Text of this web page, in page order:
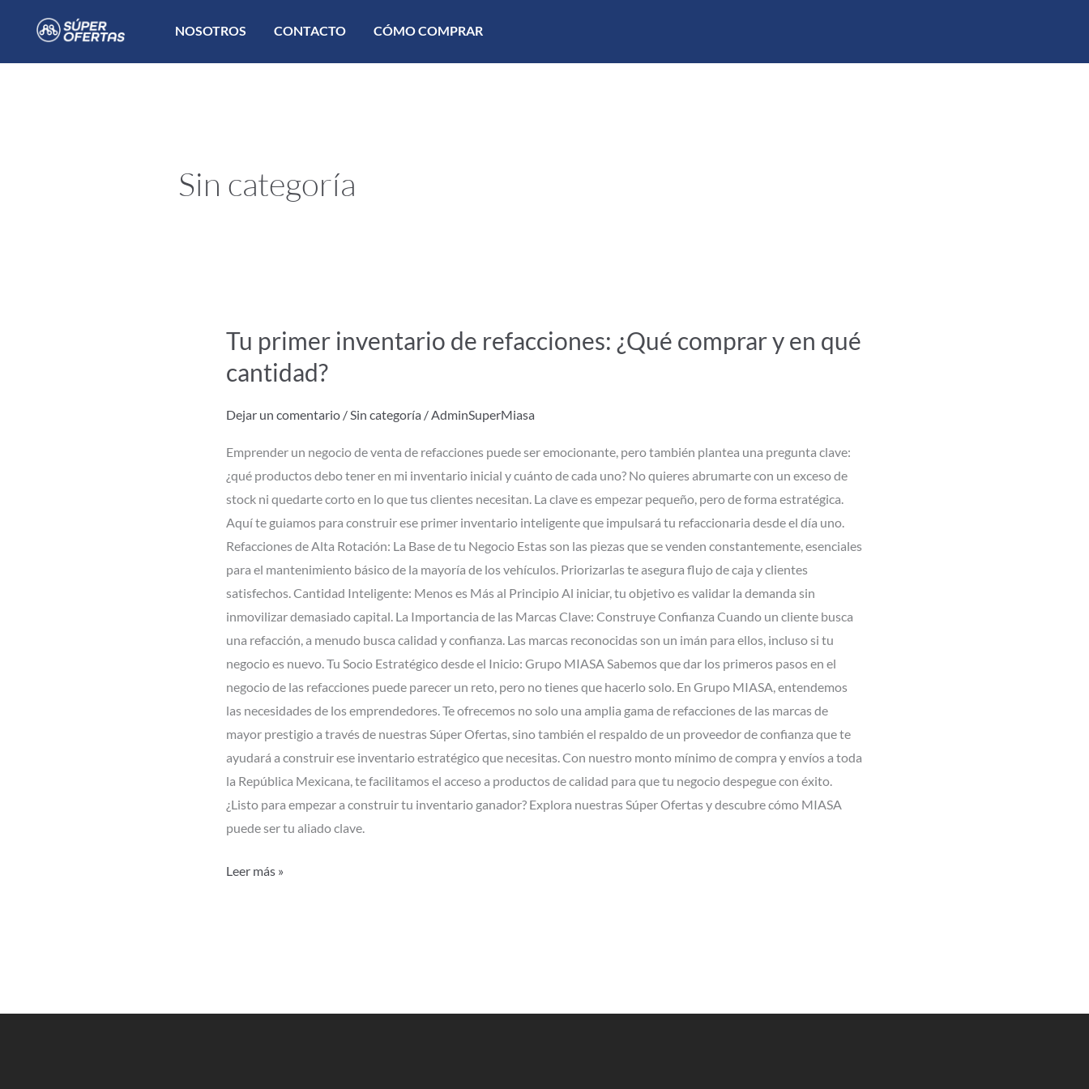
NOSOTROS CONTACTO CÓMO COMPRAR
Sin categoría
Tu primer inventario de refacciones: ¿Qué comprar y en qué
cantidad?
Dejar un comentario /Sin categoría /AdminSuperMiasa
Emprender un negocio de venta de refacciones puede ser emocionante, pero también plantea una pregunta clave:
¿qué productos debo tener en mi inventario inicial y cuánto de cada uno? No quieres abrumarte con un exceso de
stock ni quedarte corto en lo que tus clientes necesitan. La clave es empezar pequeño, pero de forma estratégica.
Aquí te guiamos para construir ese primer inventario inteligente que impulsará tu refaccionaria desde el día uno.
Refacciones de Alta Rotación: La Base de tu Negocio Estas son las piezas que se venden constantemente, esenciales
para el mantenimiento básico de la mayoría de los vehículos. Priorizarlas te asegura flujo de caja y clientes
satisfechos. Cantidad Inteligente: Menos es Más al Principio Al iniciar, tu objetivo es validar la demanda sin
inmovilizar demasiado capital. La Importancia de las Marcas Clave: Construye Confianza Cuando un cliente busca
una refacción, a menudo busca calidad y confianza. Las marcas reconocidas son un imán para ellos, incluso si tu
negocio es nuevo. Tu Socio Estratégico desde el Inicio: Grupo MIASA Sabemos que dar los primeros pasos en el
negocio de las refacciones puede parecer un reto, pero no tienes que hacerlo solo. En Grupo MIASA, entendemos
las necesidades de los emprendedores. Te ofrecemos no solo una amplia gama de refacciones de las marcas de
mayor prestigio a través de nuestras Súper Ofertas, sino también el respaldo de un proveedor de confianza que te
ayudará a construir ese inventario estratégico que necesitas. Con nuestro monto mínimo de compra y envíos a toda
la República Mexicana, te facilitamos el acceso a productos de calidad para que tu negocio despegue con éxito.
¿Listo para empezar a construir tu inventario ganador? Explora nuestras Súper Ofertas y descubre cómo MIASA
puede ser tu aliado clave.
Tu
inventario
¿Qué
comprar
y
en
qué
cantidad?
Leer más »